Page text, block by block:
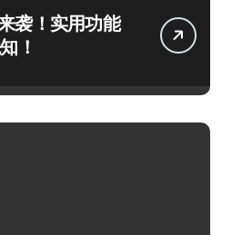
袭！实用功能
！